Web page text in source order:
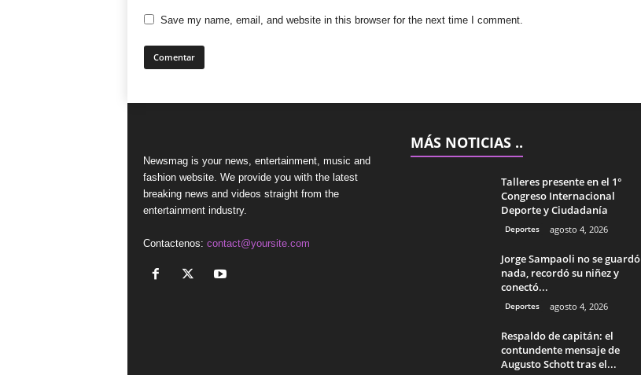
Save my name, email, and website in this browser for the next time I comment.
Newsmag is your news, entertainment, music and
fashion website. We provide you with the latest
breaking news and videos straight from the
entertainment industry.
Contactenos: contact@yoursite.com
MÁS NOTICIAS ..
Talleres presente en el 1°
Congreso Internacional
Deporte y Ciudadanía
Deportes agosto 4, 2026
Jorge Sampaoli no se guardó
nada, recordó su niñez y
conectó...
Deportes agosto 4, 2026
Respaldo de capitán: el
contundente mensaje de
Augusto Schott tras el...